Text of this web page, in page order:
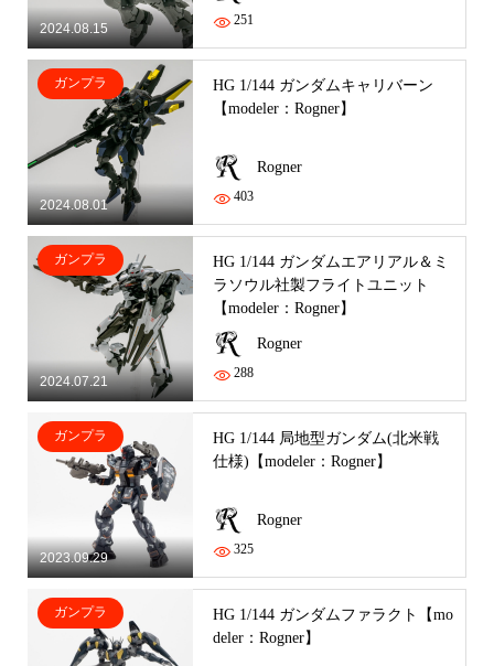
2024.08.15
251
2024.08.01
ガンプラ
HG 1/144 ガンダムキャリバーン
【modeler：Rogner】
Rogner
403
2024.07.21
ガンプラ
HG 1/144 ガンダムエアリアル＆ミ
ラソウル社製フライトユニット
【modeler：Rogner】
Rogner
288
2023.09.29
ガンプラ
HG 1/144 局地型ガンダム(北米戦
仕様)【modeler：Rogner】
Rogner
325
ガンプラ
HG 1/144 ガンダムファラクト【mo
deler：Rogner】